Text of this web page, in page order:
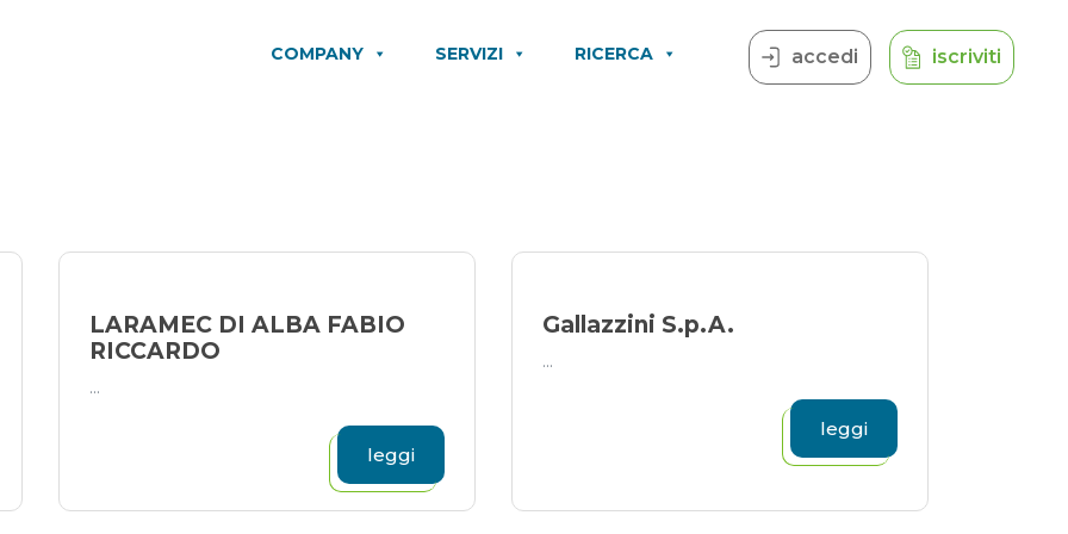
COMPANY SERVIZI RICERCA accedi iscriviti
LARAMEC DI ALBA FABIO
RICCARDO
...
leggi
Gallazzini S.p.A.
...
leggi